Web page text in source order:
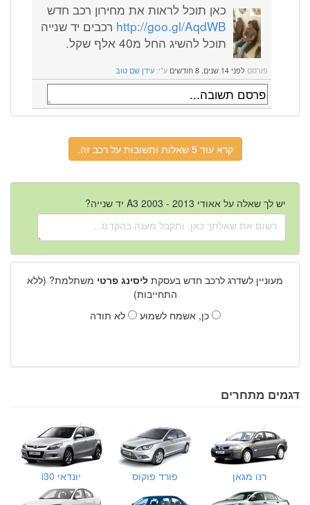
כאן תוכל לראות את מחירון רכב חדש
http://goo.gl/AqdWB רכבים יד שנייה
תוכל להשיג החל מ40 אלף שקל.
פורסם לפני 14 שנים, 8 חודשים ע"י: עידן שם טוב
קרא עוד 5 שאלות ותשובות על רכב זה.
יש לך שאלה על אאודי A3 2003 - 2013 יד שנייה?
מעוניין לשדרג לרכב חדש בעסקת ליסינג פרטי משתלמת? (ללא
התחייבות)
כן, אשמח לשמוע
לא תודה
דגמים מתחרים
רנו מגאן פורד פוקוס יונדאי i30